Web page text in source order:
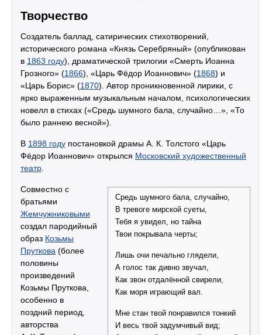
Творчество
Создатель баллад, сатирических стихотворений,
исторического романа «Князь Серебряный» (опубликован
в 1863 году), драматической трилогии «Смерть Иоанна
Грозного» (1866), «Царь Фёдор Иоаннович» (1868) и
«Царь Борис» (1870). Автор проникновенной лирики, с
ярко выраженным музыкальным началом, психологических
новелл в стихах («Средь шумного бала, случайно…», «То
было раннею весной»).
В 1898 году постановкой драмы А. К. Толстого «Царь
Фёдор Иоаннович» открылся Московский художественный
театр
Средь шумного бала, случайно,
В тревоге мирской суеты,
Тебя я увидел, но тайна
Твои покрывала черты;
Лишь очи печально глядели,
А голос так дивно звучал,
Как звон отдалённой свирели,
Как моря играющий вал.
Мне стан твой понравился тонкий
И весь твой задумчивый вид;
Совместно с
братьями
Жемчужниковыми
создал пародийный
образ Козьмы
Пруткова (более
половины
произведений
Козьмы Пруткова,
особенно в
поздний период,
авторства